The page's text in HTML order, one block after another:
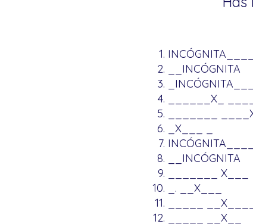
__INCÓGNITA
______X_
_______
_X___ _
__INCÓGNITA
_______ X___
_. __X___
_____ __X____
_____ __X__